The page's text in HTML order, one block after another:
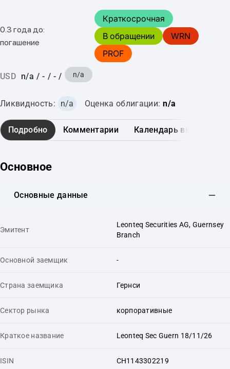
0.3 года до:
погашение
Краткосрочная
В обращении
WRN
PROF
USD n/a / - / - / n/a
Ликвидность: n/a Оценка облигации: n/a
Подробно Комментарии Календарь выплат
Основное
Основные данные
Эмитент
Leonteq Securities AG, Guernsey
Branch
Основной заемщик -
Страна заемщика Гернси
Сектор рынка корпоративные
Краткое название Leonteq Sec Guern 18/11/26
ISIN CH1143302219